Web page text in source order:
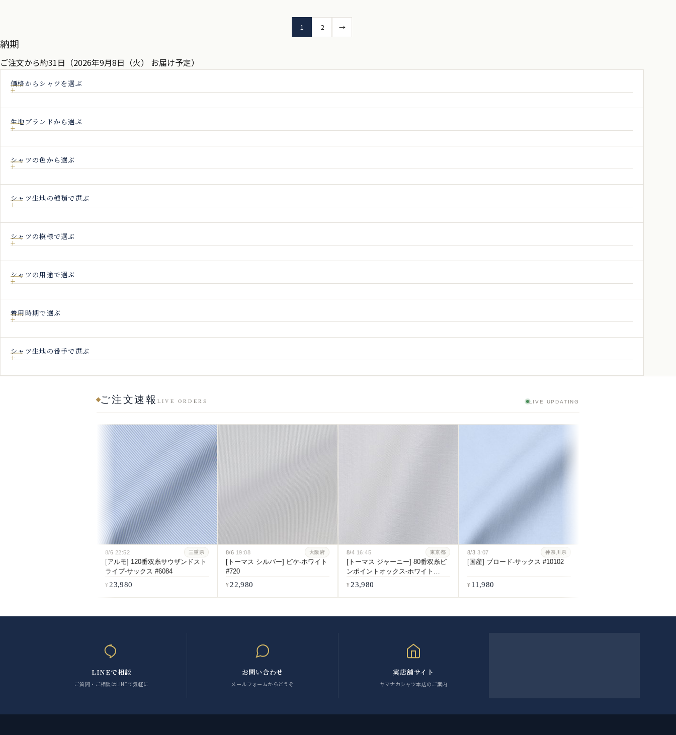
投
稿
ペ
ー
ジ
り
1 2 →
納期
ご注文から約31日（2026年9月8日（火） お届け予定）
価格からシャツを選ぶ
生地ブランドから選ぶ
シャツの色から選ぶ
シャツ生地の種類で選ぶ
シャツの模様で選ぶ
シャツの用途で選ぶ
着用時期で選ぶ
シャツ生地の番手で選ぶ
ご注文速報 LIVE ORDERS LIVE UPDATING
8/6 22:52 三重県
[アルモ] 120番双糸サウザンドスト
ライプ-サックス #6084
23,980
8/6 19:08 大阪府
[トーマス シルバー] ピケ-ホワイト
#720
22,980
8/4 16:45 東京都
[トーマス ジャーニー] 80番双糸ピ
ンポイントオックス-ホワイト
#5547
23,980
8/3 3:07 神奈川県
[国産] ブロード-サックス #10102
11,980
LINEで相談
ご質問・ご相談はLINEで気軽に
お問い合わせ
メールフォームからどうぞ
実店舗サイト
ヤマナカシャツ本店のご案内